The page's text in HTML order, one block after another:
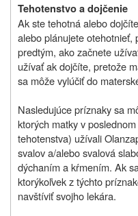
Tehotenstvo a dojčenie
Ak ste tehotná alebo
alebo plánujete otehotnieť,
predtým, ako začnete
užívať ak dojčíte, pretože
sa môže vylúčiť do
Nasledujúce príznaky sa
ktorých matky v
tehotenstva) užívali
svalov a/alebo svalová
dýchaním a kŕmením. Ak
ktorýkoľvek z týchto
navštíviť svojho lekára.